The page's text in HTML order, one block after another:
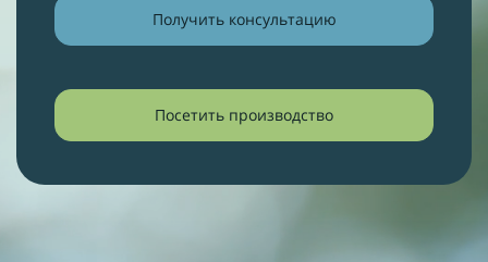
Получить консультацию
Посетить производство